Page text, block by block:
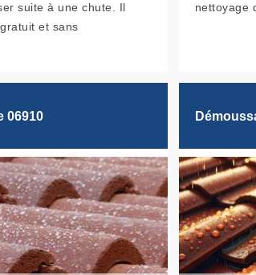
suite à une chute. Il
et sans
nettoyage
06910